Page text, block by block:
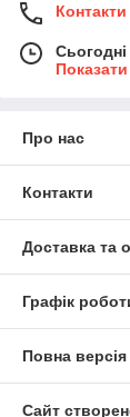
Контакти
Про нас
Контакти
Доставка та
Графік
Повна версія
Сайт